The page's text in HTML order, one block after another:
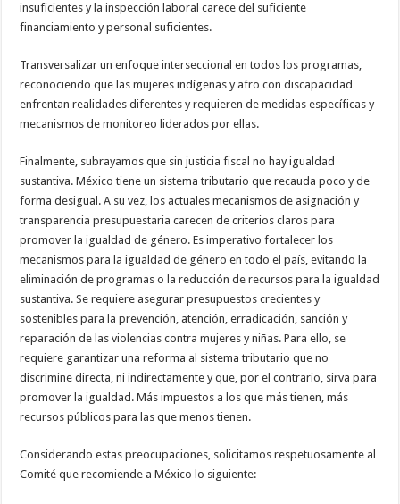
insuficientes y la inspección laboral carece del suficiente
financiamiento y personal suficientes.
Transversalizar un enfoque interseccional en todos los programas,
reconociendo que las mujeres indígenas y afro con discapacidad
enfrentan realidades diferentes y requieren de medidas específicas y
mecanismos de monitoreo liderados por ellas.
Finalmente, subrayamos que sin justicia fiscal no hay igualdad
sustantiva. México tiene un sistema tributario que recauda poco y de
forma desigual. A su vez, los actuales mecanismos de asignación y
transparencia presupuestaria carecen de criterios claros para
promover la igualdad de género. Es imperativo fortalecer los
mecanismos para la igualdad de género en todo el país, evitando la
eliminación de programas o la reducción de recursos para la igualdad
sustantiva. Se requiere asegurar presupuestos crecientes y
sostenibles para la prevención, atención, erradicación, sanción y
reparación de las violencias contra mujeres y niñas. Para ello, se
requiere garantizar una reforma al sistema tributario que no
discrimine directa, ni indirectamente y que, por el contrario, sirva para
promover la igualdad. Más impuestos a los que más tienen, más
recursos públicos para las que menos tienen.
Considerando estas preocupaciones, solicitamos respetuosamente al
Comité que recomiende a México lo siguiente: